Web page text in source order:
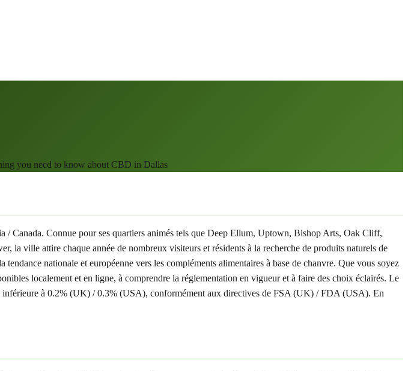
you need to know about CBD in Dallas
Canada. Connue pour ses quartiers animés tels que Deep Ellum, Uptown, Bishop Arts, Oak Cliff,
ville attire chaque année de nombreux visiteurs et résidents à la recherche de produits naturels de
nationale et européenne vers les compléments alimentaires à base de chanvre. Que vous soyez
localement et en ligne, à comprendre la réglementation en vigueur et à faire des choix éclairés. Le
à 0.2% (UK) / 0.3% (USA), conformément aux directives de FSA (UK) / FDA (USA). En